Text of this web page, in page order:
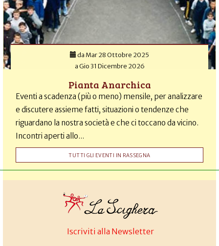
da Mar 28 Ottobre 2025
aGio 31 Dicembre 2026
Pianta Anarchica
Eventi a scadenza (più o meno) mensile, per analizzare
e discutere assieme fatti, situazioni o tendenze che
riguardano la nostra società e che ci toccano da vicino.
Incontri aperti allo...
TUTTI GLI EVENTI IN RASSEGNA
Iscriviti alla Newsletter